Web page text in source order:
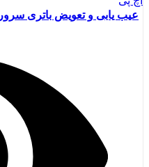
عیب یابی و تعویض باتری سرور hp g9 اچ پی